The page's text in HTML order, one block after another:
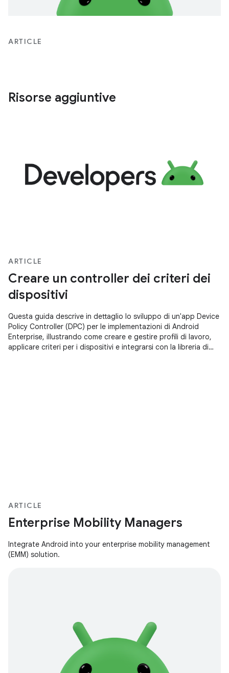
ARTICLE
Risorse aggiuntive
ARTICLE
Creare un controller dei criteri dei
dispositivi
Questa guida descrive in dettaglio lo sviluppo di un'app Device
Policy Controller (DPC) per le implementazioni di Android
Enterprise, illustrando come creare e gestire profili di lavoro,
applicare criteri per i dispositivi e integrarsi con la libreria di
ARTICLE
Enterprise Mobility Managers
Integrate Android into your enterprise mobility management
(EMM) solution.